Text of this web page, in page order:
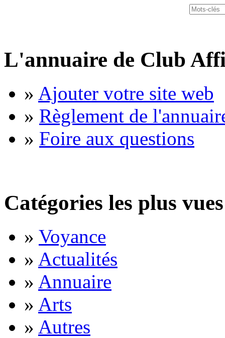
L'annuaire de Club
» Ajouter votre site web
» Règlement de
» Foire aux questions
Catégories les plus vues
» Voyance
» Actualités
» Annuaire
» Arts
» Autres